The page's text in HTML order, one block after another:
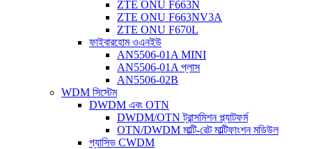
ZTE ONU F663N
ZTE ONU F663NV3A
ZTE ONU F670L
ফাইবারহোম ওএনইউ
AN5506-01A MINI
AN5506-01A প্লাস
AN5506-02B
WDM সিস্টেম
DWDM এবং OTN
DWDM/OTN ট্রান্সমিশন প্ল্যাটফর্ম
OTN/DWDM মাল্টি-রেট মাল্টিফাংশন মডিউল
প্যাসিভ CWDM